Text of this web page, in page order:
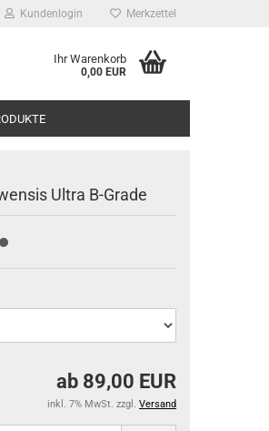
Kundenlogin Merkzettel
Ihr Warenkorb
0,00 EUR
Ultra B-Grade
ab 89,00 EUR
inkl. 7% MwSt. zzgl. Versand